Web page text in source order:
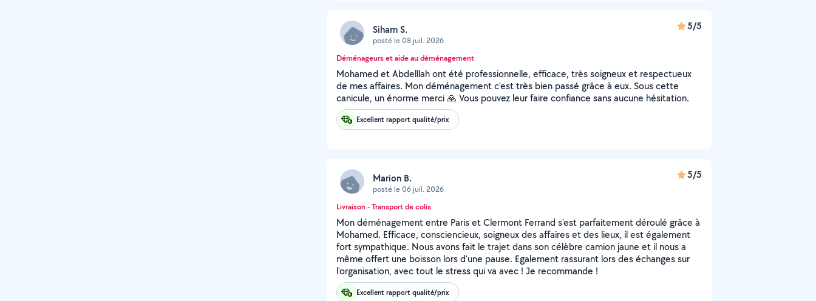
Siham S.
posté le 08 juil. 2026
5/5
Déménageurs et aide au déménagement
Mohamed et Abdelllah ont été professionnelle, efficace, très soigneux et respectueux
de mes affaires. Mon déménagement c’est très bien passé grâce à eux. Sous cette
canicule, un énorme merci 🙏 Vous pouvez leur faire confiance sans aucune hésitation.
Excellent rapport qualité/prix
Marion B.
posté le 06 juil. 2026
5/5
Livraison - Transport de colis
Mon déménagement entre Paris et Clermont Ferrand s'est parfaitement déroulé grâce à
Mohamed. Efficace, consciencieux, soigneux des affaires et des lieux, il est également
fort sympathique. Nous avons fait le trajet dans son célèbre camion jaune et il nous a
même offert une boisson lors d'une pause. Egalement rassurant lors des échanges sur
l'organisation, avec tout le stress qui va avec ! Je recommande !
Excellent rapport qualité/prix